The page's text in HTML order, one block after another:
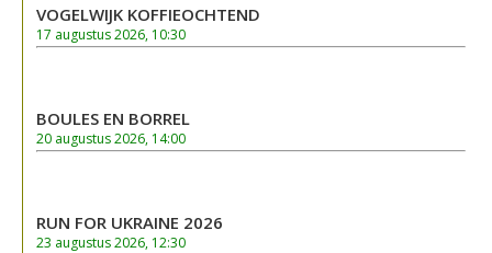
VOGELWIJK KOFFIEOCHTEND
17 augustus 2026, 10:30
BOULES EN BORREL
20 augustus 2026, 14:00
RUN FOR UKRAINE 2026
23 augustus 2026, 12:30